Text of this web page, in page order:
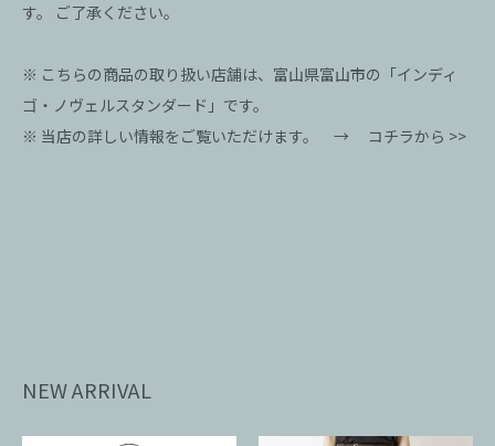
す。 ご了承ください。
※ こちらの商品の取り扱い店舗は、富山県富山市の「インディ
ゴ・ノヴェルスタンダード」です。
※ 当店の詳しい情報をご覧いただけます。 → コチラから >>
NEW ARRIVAL